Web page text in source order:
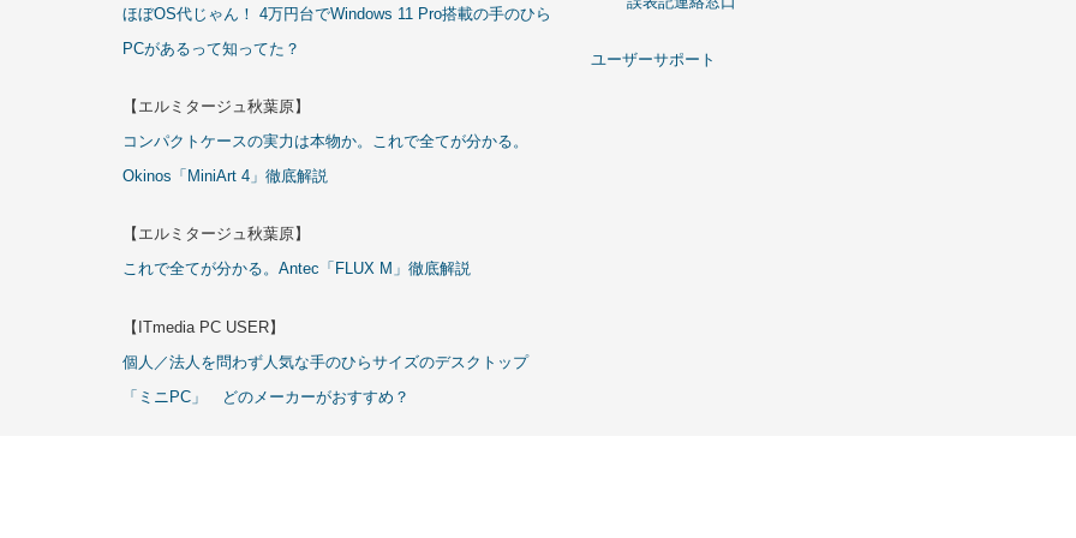
ほぼOS代じゃん！ 4万円台でWindows 11 Pro搭載の手のひら
PCがあるって知ってた？
【エルミタージュ秋葉原】
コンパクトケースの実力は本物か。これで全てが分かる。
Okinos「MiniArt 4」徹底解説
【エルミタージュ秋葉原】
これで全てが分かる。Antec「FLUX M」徹底解説
【ITmedia PC USER】
個人／法人を問わず人気な手のひらサイズのデスクトップ
「ミニPC」 どのメーカーがおすすめ？
ユーザーサポート